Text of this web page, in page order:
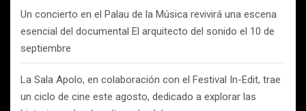
Un concierto en el Palau de la Música revivirá una escena
esencial del documental El arquitecto del sonido el 10 de
septiembre
La Sala Apolo, en colaboración con el Festival In-Edit, trae
un ciclo de cine este agosto, dedicado a explorar las